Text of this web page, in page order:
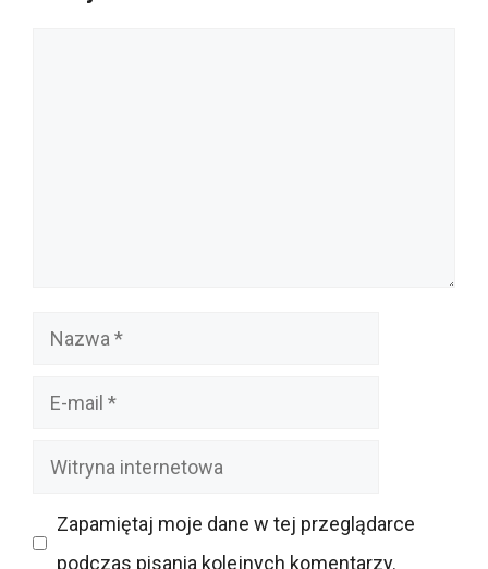
Nazwa
Witryna
Zapamiętaj moje dane w tej przeglądarce
podczas pisania kolejnych komentarzy.